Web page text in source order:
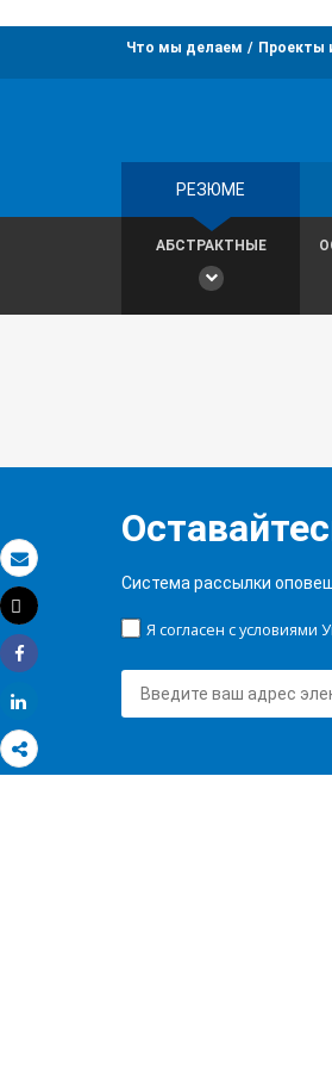
Электронная почта
Распечатать
Tweet
Share
Что мы делаем Проекты
РЕЗЮМЕ
АБСТРАКТНЫЕ
Система рассылки
Я согласен с